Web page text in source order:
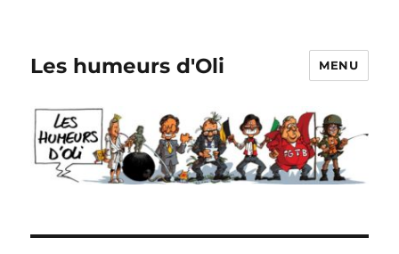
Les humeurs d'Oli MENU